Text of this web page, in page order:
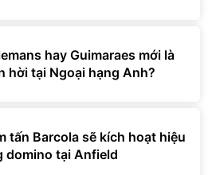
hay Guimaraes mới là
hời tại Ngoại hạng Anh?
tấn Barcola sẽ kích hoạt hiệu
domino tại Anfield